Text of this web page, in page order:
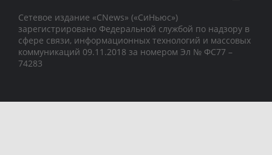
Сетевое издание «CNews» («СиНьюс»)
зарегистрировано Федеральной службой по надзору в
сфере связи, информационных технологий и массовых
коммуникаций 09.11.2018 за номером Эл № ФС77 –
74283